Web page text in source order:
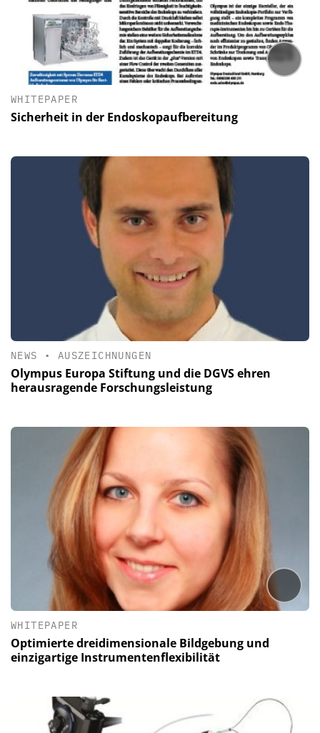
WHITEPAPER
Sicherheit in der Endoskopaufbereitung
NEWS • AUSZEICHNUNGEN
Olympus Europa Stiftung und die DGVS ehren
herausragende Forschungsleistung
WHITEPAPER
Optimierte dreidimensionale Bildgebung und
einzigartige Instrumentenflexibilität